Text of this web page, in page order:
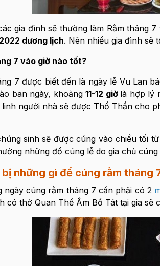
gia đình sẽ thường làm Rằm tháng
dương lịch. Nên nhiều gia đình sẽ
7 vào giờ nào tốt?
7 được biết đến là ngày lễ Vu Lan
ban ngày, khoảng11-12 giờ là hợp lý
người nhà sẽ được Thổ Thần cho
sinh sẽ được cúng vào chiều tối
những đồ cúng lễ do gia chủ cúng
những gì để cúng rằm tháng
ngày cúng rằm tháng 7 cần phải có 2
có thờ Quan Thế Âm Bồ Tát tại gia sẽ